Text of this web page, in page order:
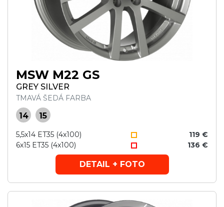
MSW M22 GS
GREY SILVER
TMAVÁ ŠEDÁ FARBA
14 15
5,5x14 ET35 (4x100)
119 €
6x15 ET35 (4x100)
136 €
DETAIL + FOTO